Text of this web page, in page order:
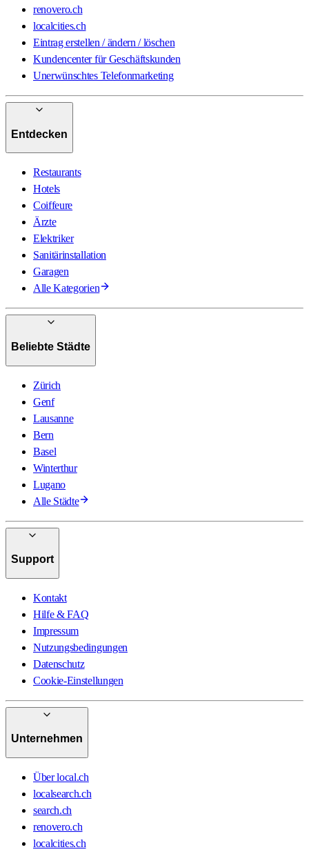
renovero.ch
localcities.ch
Eintrag erstellen / ändern / löschen
Kundencenter für Geschäftskunden
Unerwünschtes Telefonmarketing
Entdecken
Restaurants
Hotels
Coiffeure
Ärzte
Elektriker
Sanitärinstallation
Garagen
Alle Kategorien
Beliebte Städte
Zürich
Genf
Lausanne
Bern
Basel
Winterthur
Lugano
Alle Städte
Support
Kontakt
Hilfe & FAQ
Impressum
Nutzungsbedingungen
Datenschutz
Cookie-Einstellungen
Unternehmen
Über local.ch
localsearch.ch
search.ch
renovero.ch
localcities.ch